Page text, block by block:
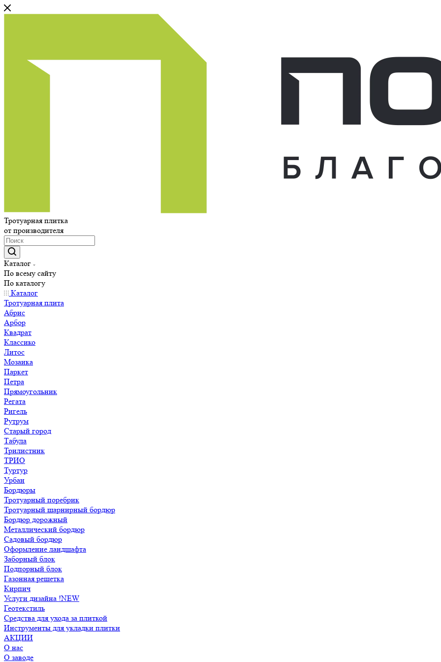
Тротуарная плитка
от производителя
Каталог
По всему сайту
По каталогу
Каталог
Тротуарная плита
Абрис
Арбор
Квадрат
Классико
Литос
Мозаика
Паркет
Петра
Прямоугольник
Регата
Ригель
Рутрум
Старый город
Табула
Трилистник
ТРИО
Туртур
Урбан
Бордюры
Тротуарный поребрик
Тротуарный шарнирный бордюр
Бордюр дорожный
Металлический бордюр
Садовый бордюр
Оформление ландшафта
Заборный блок
Подпорный блок
Газонная решетка
Кирпич
Услуги дизайна !NEW
Геотекстиль
Средства для ухода за плиткой
Инструменты для укладки плитки
АКЦИИ
О нас
О заводе